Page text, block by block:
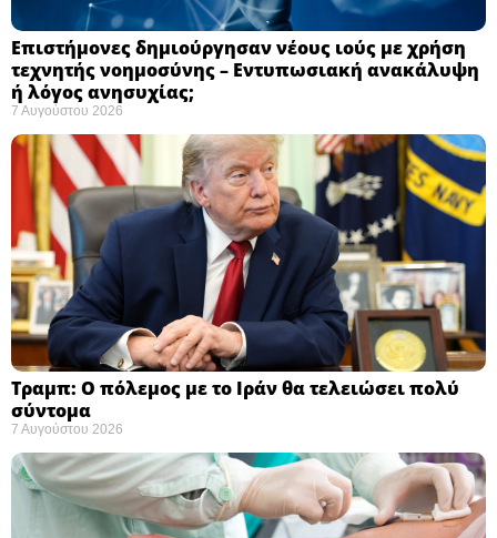
Επιστήμονες δημιούργησαν νέους ιούς με χρήση
τεχνητής νοημοσύνης – Εντυπωσιακή ανακάλυψη
ή λόγος ανησυχίας; ​
7 Αυγούστου 2026
Τραμπ: Ο πόλεμος με το Ιράν θα τελειώσει πολύ
σύντομα ​
7 Αυγούστου 2026